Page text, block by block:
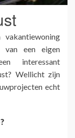
van een eigen
interessant
Wellicht zijn
echt